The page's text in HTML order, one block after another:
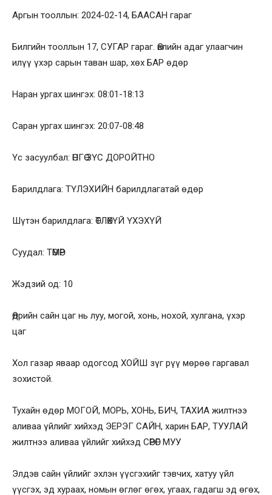
Аргын тооллын: 2024-02-14, БААСАН гараг
Билгийн тооллын 17, СУГАР гараг. Өвлийн адаг улаагчин
илүү үхэр сарын таван шар, хөх БАР өдөр
Наран ургах шингэх: 08:01-18:13
Саран ургах шингэх: 20:07-08:48
Үс засуулбал: ӨНГӨ ЗҮС ДОРОЙТНО
Барилдлага: ТҮЛЭХИЙН барилдлагатай өдөр
Шүтэн барилдлага: ӨТЛӨХҮЙ ҮХЭХҮЙ
Суудал: ТӨМӨР
Жэдзий од: 10
Өдрийн сайн цаг нь луу, могой, хонь, нохой, хулгана, үхэр
цаг
Хол газар яваар одогсод ХОЙШ зүг рүү мөрөө гаргавал
зохистой.
Тухайн өдөр МОГОЙ, МОРЬ, ХОНЬ, БИЧ, ТАХИА жилтнээ
аливаа үйлийг хийхэд ЭЕРЭГ САЙН, харин БАР, ТУУЛАЙ
жилтнээ аливаа үйлийг хийхэд СӨРӨГ МУУ
Элдэв сайн үйлийг эхлэн үүсгэхийг тэвчих, хатуу үйл
үүсгэх, эд хураах, номын өглөг өгөх, угаах, гадагш эд өгөх,